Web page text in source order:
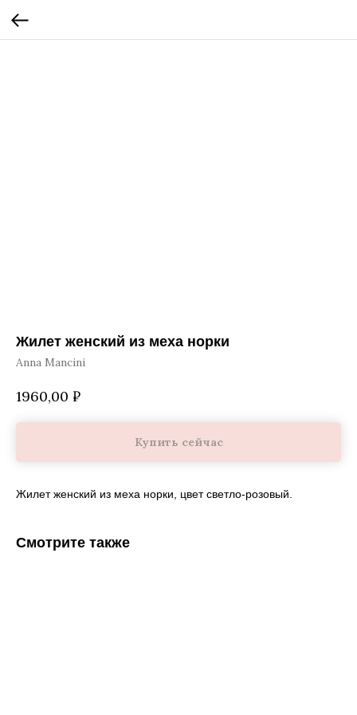
Жилет женский из меха норки
Anna Mancini
1960,00 ₽
Купить сейчас
Жилет женский из меха норки, цвет светло-розовый.
Смотрите также